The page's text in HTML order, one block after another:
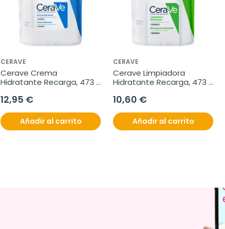
CERAVE
Cerave Crema
Hidratante Recarga, 473
12,95 €
Añadir al carrito
CERAVE
Cerave Limpiadora
Hidratante Recarga, 473
10,60 €
Añadir al carrito